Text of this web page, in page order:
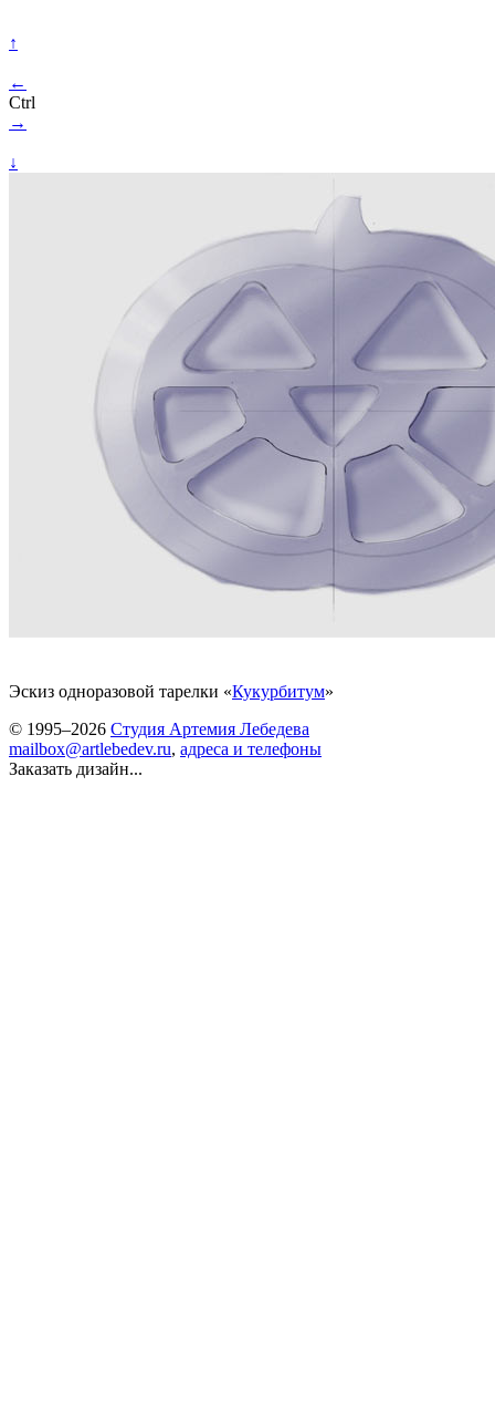
↑
←
Ctrl
→
↓
Эскиз одноразовой тарелки «Кукурбитум»
© 1995–2026 Студия Артемия Лебедева
mailbox@artlebedev.ru, адреса и телефоны
Заказать дизайн...